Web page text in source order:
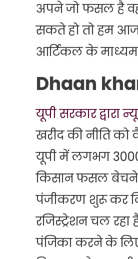
अपने जो फसल है
सकते हो तो हम
आर्टिकल के
Dhaan
यूपी सरकार
खरीद की नीति
यूपी में लगभग
किसान फसल बेचने
पंजीकरण शुरू कर
रजिस्ट्रेशन चल
पंजिका करने के